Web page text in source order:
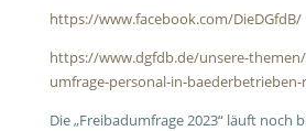
https://www.facebook.com/DieDGfdB/
https://www.dgfdb.de/unsere-
umfrage-personal-in-
Die „Freibadumfrage 2023“ läuft noch